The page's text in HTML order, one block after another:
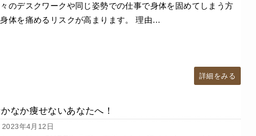
のデスクワークや同じ姿勢での仕事で身体を固めてしまう方
体を痛めるリスクが高まります。 理由…
詳細をみる
なか痩せないあなたへ！
2023年4月12日